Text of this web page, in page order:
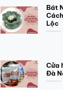
Bát
Lộc
Cửa
Đà